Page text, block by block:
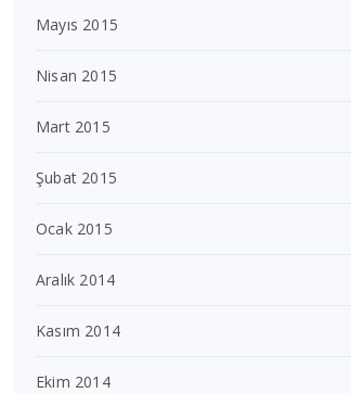
Mayıs 2015
Nisan 2015
Mart 2015
Şubat 2015
Ocak 2015
Aralık 2014
Kasım 2014
Ekim 2014